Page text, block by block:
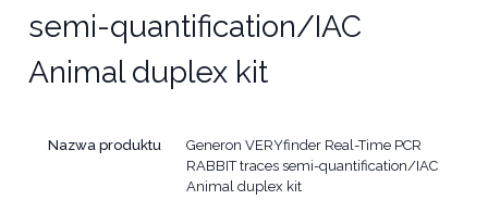
semi-quantification/IAC
Animal duplex kit
Nazwa produktu
Generon VERYfinder Real-Time PCR
RABBIT traces semi-quantification/IAC
Animal duplex kit